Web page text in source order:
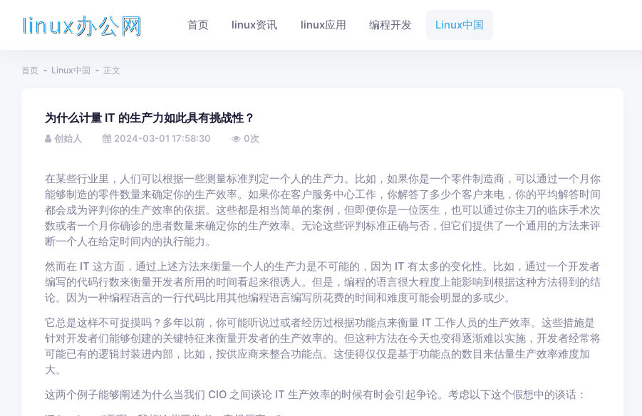
linux办公网 首页 linux资讯 linux应用 编程开发 Linux中国
首页 Linux中国 正文
为什么计量 IT 的生产力如此具有挑战性？
创始人 2024-03-01 17:58:30 0次
在某些行业里，人们可以根据一些测量标准判定一个人的生产力。比如，如果你是一个零件制造商，可以通过一个月你
能够制造的零件数量来确定你的生产效率。如果你在客户服务中心工作，你解答了多少个客户来电，你的平均解答时间
都会成为评判你的生产效率的依据。这些都是相当简单的案例，但即便你是一位医生，也可以通过你主刀的临床手术次
数或者一个月你确诊的患者数量来确定你的生产效率。无论这些评判标准正确与否，但它们提供了一个通用的方法来评
断一个人在给定时间内的执行能力。
然而在 IT 这方面，通过上述方法来衡量一个人的生产力是不可能的，因为 IT 有太多的变化性。比如，通过一个开发者
编写的代码行数来衡量开发者所用的时间看起来很诱人。但是，编程的语言很大程度上能影响到根据这种方法得到的结
论。因为一种编程语言的一行代码比用其他编程语言编写所花费的时间和难度可能会明显的多或少。
它总是这样不可捉摸吗？多年以前，你可能听说过或者经历过根据功能点来衡量 IT 工作人员的生产效率。这些措施是
针对开发者们能够创建的关键特征来衡量开发者的生产效率的。但这种方法在今天也变得逐渐难以实施，开发者经常将
可能已有的逻辑封装进内部，比如，按供应商来整合功能点。这使得仅仅是基于功能点的数目来估量生产效率难度加
大。
这两个例子能够阐述为什么当我们 CIO 之间谈论 IT 生产效率的时候有时会引起争论。考虑以下这个假想中的谈话：